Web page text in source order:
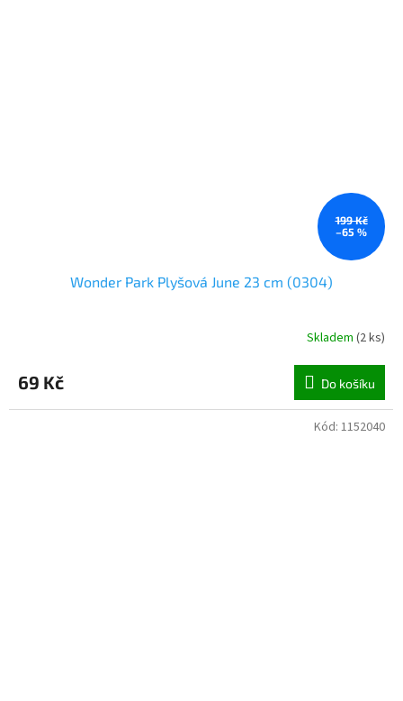
199 Kč
–65 %
Wonder Park Plyšová June 23 cm (0304)
Skladem (2 ks)
69 Kč Do košíku
Kód: 1152040